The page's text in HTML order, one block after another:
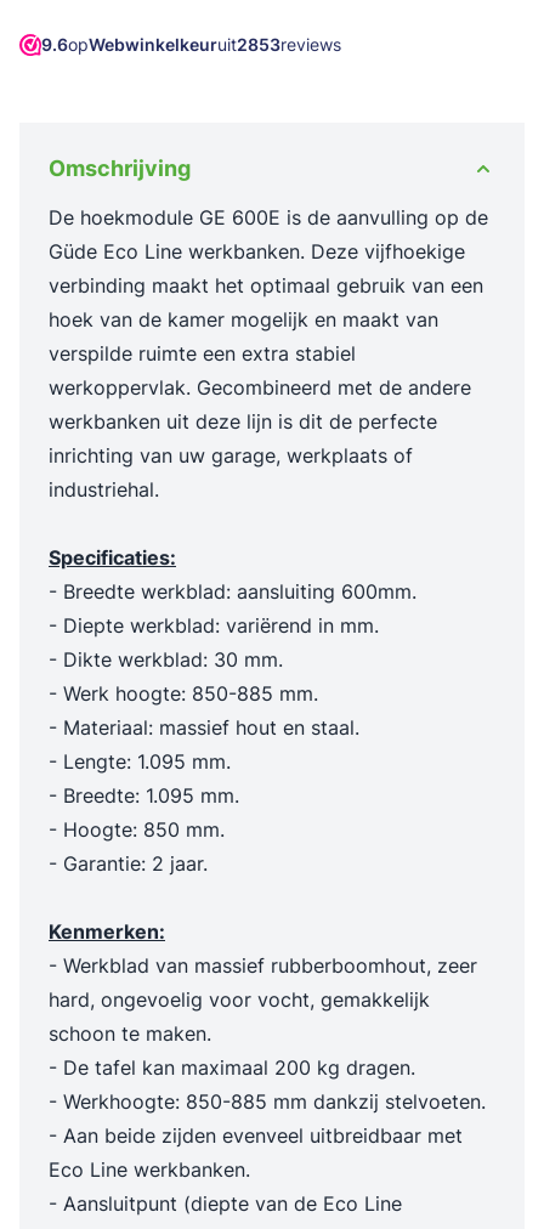
9.6opWebwinkelkeuruit2853reviews
Omschrijving
De hoekmodule GE 600E is de aanvulling op de
Güde Eco Line werkbanken. Deze vijfhoekige
verbinding maakt het optimaal gebruik van een
hoek van de kamer mogelijk en maakt van
verspilde ruimte een extra stabiel
werkoppervlak. Gecombineerd met de andere
werkbanken uit deze lijn is dit de perfecte
inrichting van uw garage, werkplaats of
industriehal.
Specificaties:
- Breedte werkblad: aansluiting 600mm.
- Diepte werkblad: variërend in mm.
- Dikte werkblad: 30 mm.
- Werk hoogte: 850-885 mm.
- Materiaal: massief hout en staal.
- Lengte: 1.095 mm.
- Breedte: 1.095 mm.
- Hoogte: 850 mm.
- Garantie: 2 jaar.
Kenmerken:
- Werkblad van massief rubberboomhout, zeer
hard, ongevoelig voor vocht, gemakkelijk
schoon te maken.
- De tafel kan maximaal 200 kg dragen.
- Werkhoogte: 850-885 mm dankzij stelvoeten.
- Aan beide zijden evenveel uitbreidbaar met
Eco Line werkbanken.
- Aansluitpunt (diepte van de Eco Line